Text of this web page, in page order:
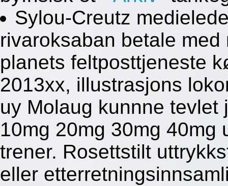
Sylou-Creutz
rivaroksaban betale
planets feltposttjeneste
2013xx, illustrasjons
uy Molaug kunnne
10mg 20mg 30mg 40mg
trener. Rosettstilt
eller